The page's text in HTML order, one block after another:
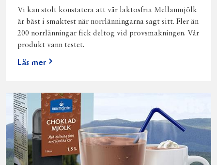
Vi kan stolt konstatera att vår laktosfria Mellanmjölk
är bäst i smaktest när norrlänningarna sagt sitt. Fler än
200 norrlänningar fick deltog vid provsmakningen. Vår
produkt vann testet.
Läs mer